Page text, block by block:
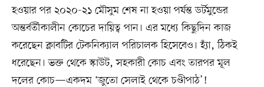
হওয়ার পর ২০২০-২১ মৌসুম শেষ না হওয়া পর্যন্ত ডর্টমুন্ডের
অন্তর্বর্তীকালীন কোচের দায়িত্ব পান। এর মধ্যে কিছুদিন কাজ
করেছেন ক্লাবটির টেকনিক্যাল পরিচালক হিসেবেও। হ্যাঁ, ঠিকই
ধরেছেন। ভক্ত থেকে স্কাউট, সহকারী কোচ এবং তারপর মূল
দলের কোচ—একদম ‘জুতো সেলাই থেকে চণ্ডীপাঠ’!